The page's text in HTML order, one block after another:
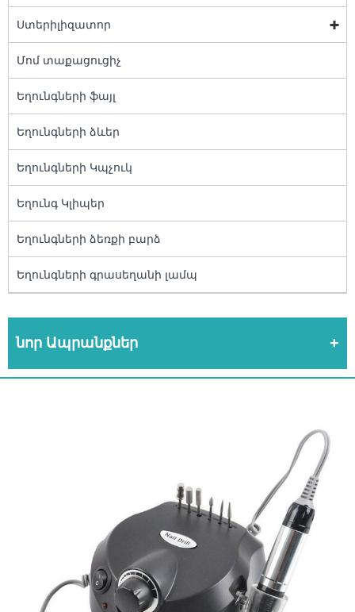
Ստերիլիզատոր
Մոմ տաքացուցիչ
Եղունգների ֆայլ
Եղունգների ձևեր
Եղունգների Կպչուկ
Եղունգ Կլիպեր
Եղունգների ձեռքի բարձ
Եղունգների գրասեղանի լամպ
նոր Ապրանքներ